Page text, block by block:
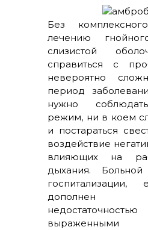
Без
лечению
слизистой
справиться с
невероятно
период
нужно
режим, ни в коем
и постараться
воздействие
влияющих на
дыхания.
госпитализации,
дополнен
выраженными